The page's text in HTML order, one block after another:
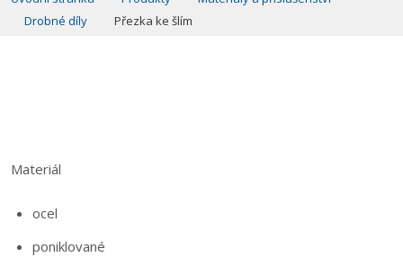
Drobné díly
Přezka ke šlím
Materiál
ocel
poniklované